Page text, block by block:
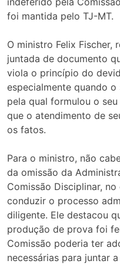
foi mantida pelo TJ-MT.
O ministro Felix Fischer,
juntada de documento
viola o princípio do
especialmente quando
pela qual formulou o
que o atendimento de
os fatos.
Para o ministro, não
da omissão da
Comissão Disciplinar,
conduzir o processo
diligente. Ele destacou
produção de prova foi
Comissão poderia ter
necessárias para juntar